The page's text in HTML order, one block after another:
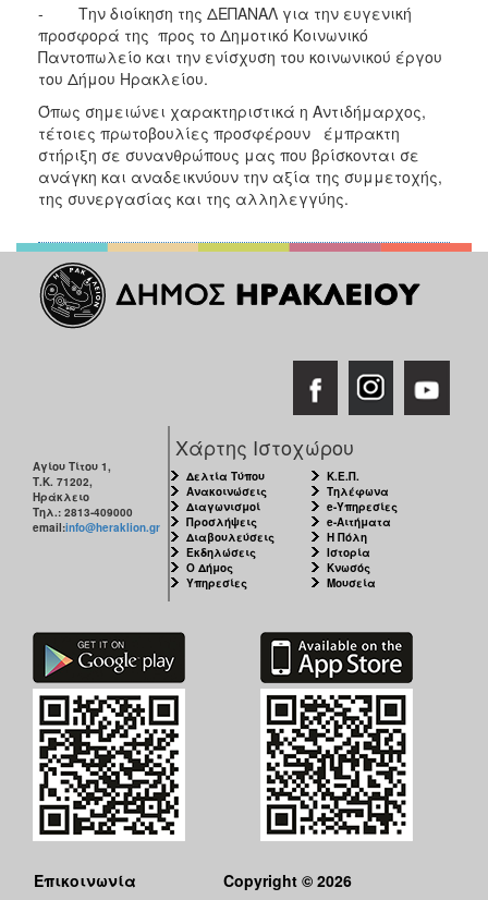
- Την διοίκηση της ΔΕΠΑΝΑΛ για την ευγενική
προσφορά της προς το Δημοτικό Κοινωνικό
Παντοπωλείο και την ενίσχυση του κοινωνικού έργου
του Δήμου Ηρακλείου.
Όπως σημειώνει χαρακτηριστικά η Αντιδήμαρχος,
τέτοιες πρωτοβουλίες προσφέρουν έμπρακτη
στήριξη σε συνανθρώπους μας που βρίσκονται σε
ανάγκη και αναδεικνύουν την αξία της συμμετοχής,
της συνεργασίας και της αλληλεγγύης.
Αγίου Τίτου 1,
Τ.Κ. 71202,
Ηράκλειο
Τηλ.: 2813-409000
email:info@heraklion.gr
Χάρτης Ιστοχώρου
Δελτία Τύπου
Ανακοινώσεις
Διαγωνισμοί
Προσλήψεις
Διαβουλεύσεις
Εκδηλώσεις
Ο Δήμος
Υπηρεσίες
Κ.Ε.Π.
Τηλέφωνα
e-Υπηρεσίες
e-Αιτήματα
Η Πόλη
Ιστορία
Κνωσός
Μουσεία
Επικοινωνία Copyright © 2026